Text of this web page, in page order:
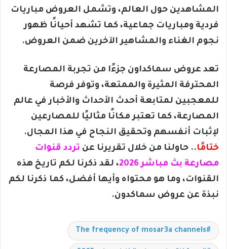
المشاهدين حول العالم، وتشمل العروض مباريات
فردية ومباريات جماعية، كما تشهد أحيانًا ظهور
نجوم الغناء والمشاهير الآخرين ضمن العروض.
تعد عروض سماكداون جزءًا من تجربة المصارعة
المحترفة المثيرة والممتعة، وتوفر فرصة
للمعجبين لمتابعة أحدث الأحداث والأخبار في عالم
المصارعة، كما تعتبر مكانًا مثاليًا للمصارعين
لإثبات أنفسهم وتحقيق النجاح في هذا المجال.
ختامًا.. حاولنا من خلال تقريرنا عن تردد قنوات
مصارعة بث مباشر 2026
، لقد ذكرنا لكم تاريخ هذه
القنوات، وما هو محتواه وأيها أفضل، كما ذكرنا لكم
نبذة عن عروض سماكدون.
The frequency of mosar3a channels